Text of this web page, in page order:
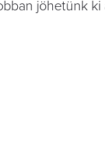
jöhetünk ki